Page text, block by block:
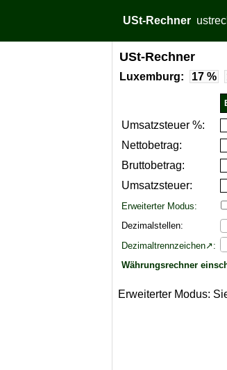
USt-Rechner
USt-Rechner
Luxemburg: 17 %
Umsatzsteuer %:
Nettobetrag:
Bruttobetrag:
Umsatzsteuer:
Erweiterter Modus:
Dezimalstellen:
Dezimaltrennzeichen↗:
Währungsrechner
Erweiterter Modus: